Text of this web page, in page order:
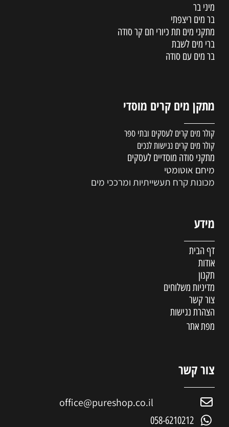
מיני בר
בר מים ריצפתי
מתקני מים תת כיורי חם קר סודה
ברי מים לשבת
בר מים עם סודה
מתקן מים קרים מוסדי
קולר מים קרים לעסקים ובתי ספר
קולר מים קרים נגישות לנכים
מתקני סודה מוסדיים לעסקים
מיחם אוטומטי
מכונות קרח תעשייתיות ומרככי מים
מידע
דף הבית
אודות
תקנון
מדיניות משלוחים
צור קשר
הצהרת נגישות
מפת אתר
צור קשר
office@pureshop.co.il
058-6210212